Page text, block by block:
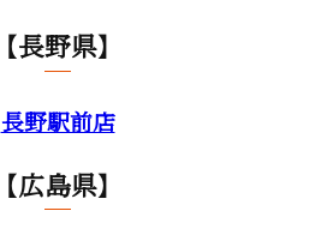
【長野県】
長野駅前店
【広島県】